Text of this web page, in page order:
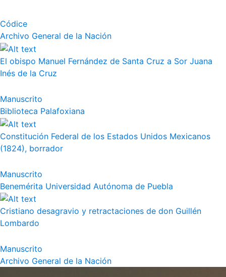
Códice
Archivo General de la Nación
El obispo Manuel Fernández de Santa Cruz a Sor Juana
Inés de la Cruz
Manuscrito
Biblioteca Palafoxiana
Constitución Federal de los Estados Unidos Mexicanos
(1824), borrador
Manuscrito
Benemérita Universidad Autónoma de Puebla
Cristiano desagravio y retractaciones de don Guillén
Lombardo
Manuscrito
Archivo General de la Nación